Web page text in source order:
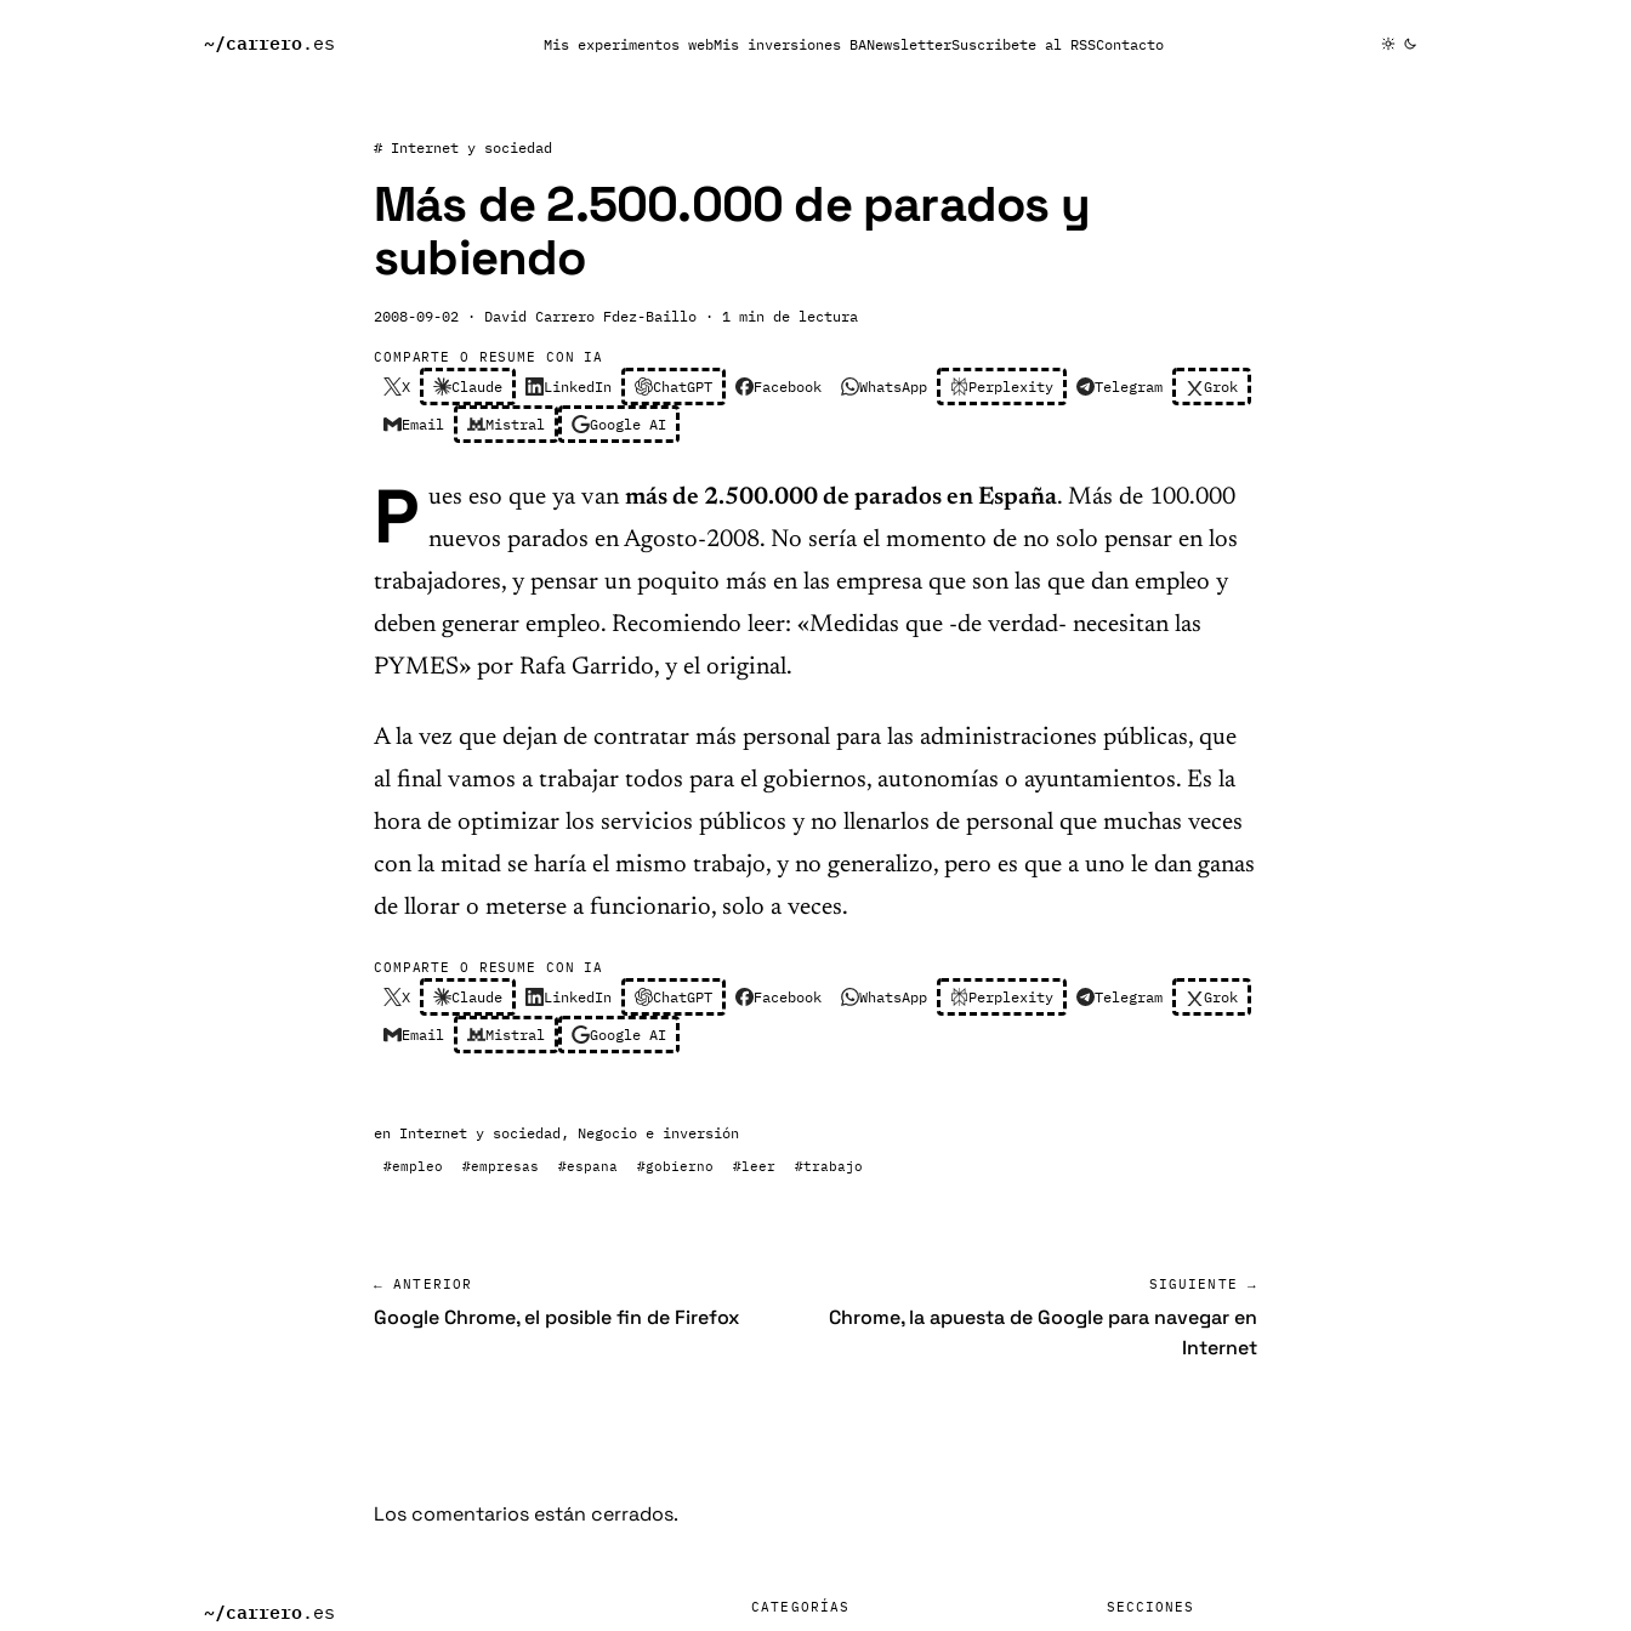
~/carrero.es Mis experimentos webMis inversiones BANewsletterSuscribete al RSSContacto
# Internet y sociedad
Más de 2.500.000 de parados y
subiendo
2008-09-02 · David Carrero Fdez-Baillo · 1 min de lectura
COMPARTE O RESUME CON IA
X Claude LinkedIn ChatGPT Facebook WhatsApp Perplexity Telegram Grok
Email Mistral Google AI
P ues eso que ya van más de 2.500.000 de parados en España. Más de 100.000
nuevos parados en Agosto-2008. No sería el momento de no solo pensar en los
trabajadores, y pensar un poquito más en las empresa que son las que dan empleo y
deben generar empleo. Recomiendo leer: «Medidas que -de verdad- necesitan las
PYMES» por Rafa Garrido, y el original.
A la vez que dejan de contratar más personal para las administraciones públicas, que
al final vamos a trabajar todos para el gobiernos, autonomías o ayuntamientos. Es la
hora de optimizar los servicios públicos y no llenarlos de personal que muchas veces
con la mitad se haría el mismo trabajo, y no generalizo, pero es que a uno le dan ganas
de llorar o meterse a funcionario, solo a veces.
COMPARTE O RESUME CON IA
X Claude LinkedIn ChatGPT Facebook WhatsApp Perplexity Telegram Grok
Email Mistral Google AI
en Internet y sociedad , Negocio e inversión
#empleo #empresas #espana #gobierno #leer #trabajo
← ANTERIOR
Google Chrome, el posible fin de Firefox
SIGUIENTE →
Chrome, la apuesta de Google para navegar en
Internet
Los comentarios están cerrados.
~/carrero.es CATEGORÍAS SECCIONES